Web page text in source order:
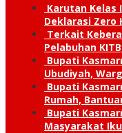
Karutan Kelas
Deklarasi Zero
Terkait
Pelabuhan
Bupati
Ubudiyah,
Bupati
Rumah,
Bupati
Masyarakat